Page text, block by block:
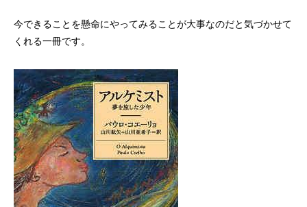
今できることを懸命にやってみることが大事なのだと気づかせて
くれる一冊です。